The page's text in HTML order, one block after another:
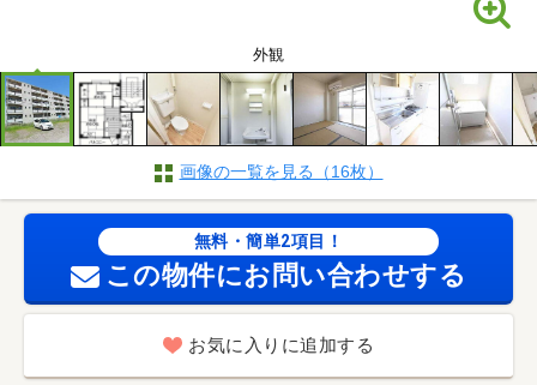
外観
画像の一覧を見る（16枚）
無料・簡単2項目！
この物件にお問い合わせする
お気に入りに追加する